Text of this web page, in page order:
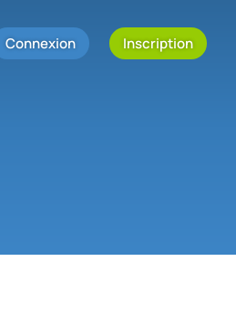
Connexion Inscription